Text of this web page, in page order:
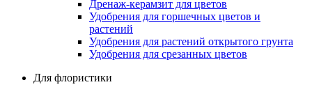
Дренаж-керамзит для цветов
Удобрения для горшечных цветов и
растений
Удобрения для растений открытого грунта
Удобрения для срезанных цветов
Для флористики